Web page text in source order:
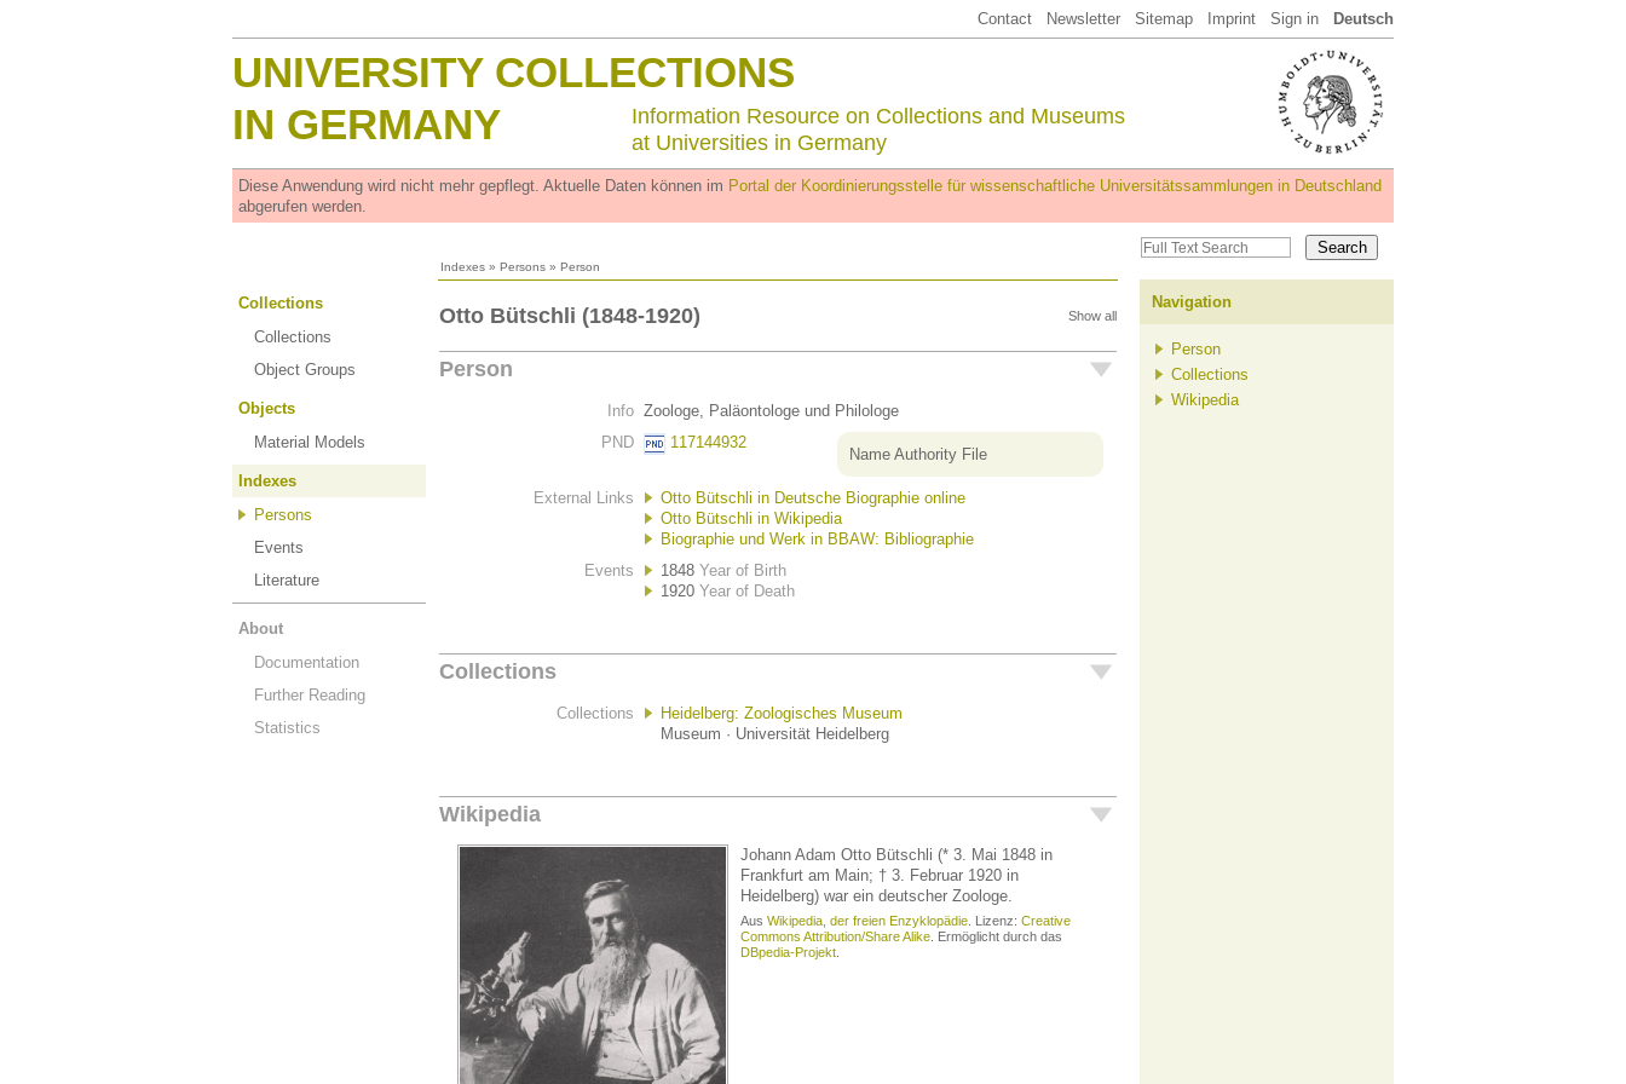
Contact Newsletter Sitemap Imprint Sign in Deutsch
UNIVERSITY COLLECTIONS
IN GERMANY
Information Resource on Collections and Museums
at Universities in Germany
Diese Anwendung wird nicht mehr gepflegt. Aktuelle Daten können im Portal der Koordinierungsstelle für wissenschaftliche Universitätssammlungen in Deutschland
abgerufen werden.
Indexes » Persons » Person
Collections
Collections
Object Groups
Objects
Material Models
Indexes
Persons
Events
Literature
About
Documentation
Further Reading
Statistics
Show all
Otto Bütschli (1848-1920)
Person
Info Zoologe, Paläontologe und Philologe
PND
117144932
Name Authority File
External Links
Otto Bütschli in Deutsche Biographie online
Otto Bütschli in Wikipedia
Biographie und Werk in BBAW: Bibliographie
Events
1848 Year of Birth
1920 Year of Death
Collections
Collections
Heidelberg: Zoologisches Museum
Museum · Universität Heidelberg
Wikipedia
Johann Adam Otto Bütschli (* 3. Mai 1848 in
Frankfurt am Main; † 3. Februar 1920 in
Heidelberg) war ein deutscher Zoologe.
Aus Wikipedia, der freien Enzyklopädie . Lizenz: Creative
Commons Attribution/Share Alike . Ermöglicht durch das
DBpedia-Projekt
Navigation
Person
Collections
Wikipedia